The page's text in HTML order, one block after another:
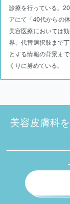
診療を行っている。
アにて「40代からの
美容医療においては
界、代替選択肢まで
とする情報の背景ま
くりに努めている。
美容皮膚科